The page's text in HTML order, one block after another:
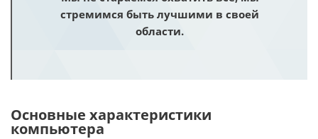
стремимся быть лучшими в своей
области.
Основные характеристики
компьютера